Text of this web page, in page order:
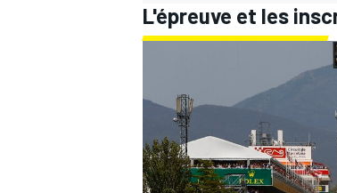
L'épreuve et les